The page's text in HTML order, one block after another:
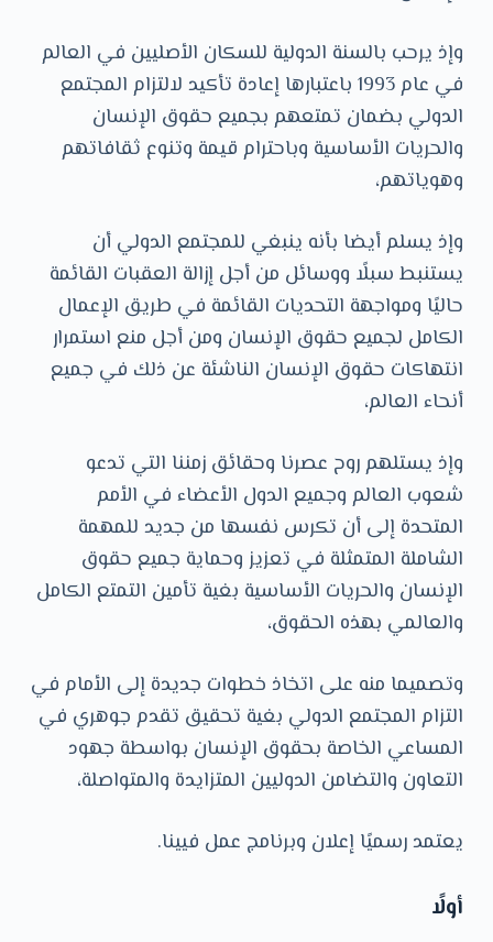
وإذ يرحب بالسنة الدولية للسكان الأصليين في العالم
في عام 1993 باعتبارها إعادة تأكيد لالتزام المجتمع
الدولي بضمان تمتعهم بجميع حقوق الإنسان
والحريات الأساسية وباحترام قيمة وتنوع ثقافاتهم
وهوياتهم،
وإذ يسلم أيضا بأنه ينبغي للمجتمع الدولي أن
يستنبط سبلًا ووسائل من أجل إزالة العقبات القائمة
حاليًا ومواجهة التحديات القائمة في طريق الإعمال
الكامل لجميع حقوق الإنسان ومن أجل منع استمرار
انتهاكات حقوق الإنسان الناشئة عن ذلك في جميع
أنحاء العالم،
وإذ يستلهم روح عصرنا وحقائق زمننا التي تدعو
شعوب العالم وجميع الدول الأعضاء في الأمم
المتحدة إلى أن تكرس نفسها من جديد للمهمة
الشاملة المتمثلة في تعزيز وحماية جميع حقوق
الإنسان والحريات الأساسية بغية تأمين التمتع الكامل
والعالمي بهذه الحقوق،
وتصميما منه على اتخاذ خطوات جديدة إلى الأمام في
التزام المجتمع الدولي بغية تحقيق تقدم جوهري في
المساعي الخاصة بحقوق الإنسان بواسطة جهود
التعاون والتضامن الدوليين المتزايدة والمتواصلة،
يعتمد رسميًا إعلان وبرنامج عمل فيينا.
أولًا